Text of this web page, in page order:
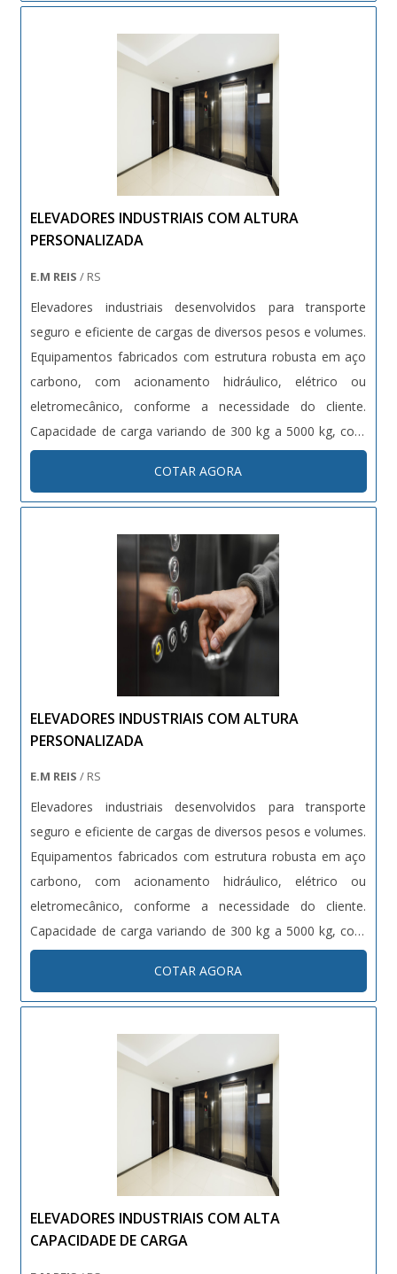
proteções contra quedas. Projetos sob medida conforme
normas técnicas vigentes (NR12, NBRs específicas).
ELEVADORES INDUSTRIAIS COM ALTURA
PERSONALIZADA
E.M REIS / RS
Elevadores industriais desenvolvidos para transporte
seguro e eficiente de cargas de diversos pesos e volumes.
Equipamentos fabricados com estrutura robusta em aço
carbono, com acionamento hidráulico, elétrico ou
eletromecânico, conforme a necessidade do cliente.
Capacidade de carga variando de 300 kg a 5000 kg, com
altura de elevação customizável. Dotados de sistemas de
segurança como sensores de carga, travas automáticas e
proteções contra quedas. Projetos sob medida conforme
COTAR AGORA
ELEVADORES INDUSTRIAIS COM ALTURA
PERSONALIZADA
E.M REIS / RS
Elevadores industriais desenvolvidos para transporte
seguro e eficiente de cargas de diversos pesos e volumes.
Equipamentos fabricados com estrutura robusta em aço
carbono, com acionamento hidráulico, elétrico ou
eletromecânico, conforme a necessidade do cliente.
Capacidade de carga variando de 300 kg a 5000 kg, com
altura de elevação customizável. Dotados de sistemas de
segurança como sensores de carga, travas automáticas e
proteções contra quedas. Projetos sob medida conforme
normas técnicas vigentes (NR12, NBRs específicas).
COTAR AGORA
ELEVADORES INDUSTRIAIS COM ALTA
CAPACIDADE DE CARGA